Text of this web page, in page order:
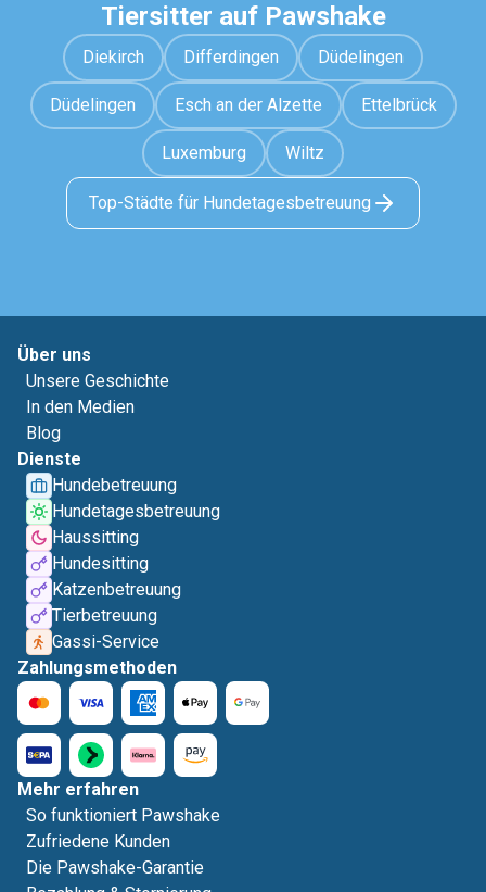
Tiersitter auf Pawshake
Diekirch Differdingen Düdelingen
Düdelingen Esch an der Alzette Ettelbrück
Luxemburg Wiltz
Top-Städte für Hundetagesbetreuung
Über uns
Unsere Geschichte
In den Medien
Blog
Dienste
Hundebetreuung
Hundetagesbetreuung
Haussitting
Hundesitting
Katzenbetreuung
Tierbetreuung
Gassi-Service
Zahlungsmethoden
Mehr erfahren
So funktioniert Pawshake
Zufriedene Kunden
Die Pawshake-Garantie